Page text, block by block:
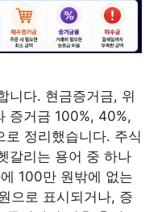
니다. 현금증거금, 위
증거금 100%, 40%,
정리했습니다. 주식
갈리는 용어 중 하나
에 100만 원밖에 없는
으로 표시되거나, 증